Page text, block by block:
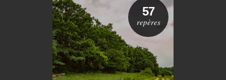
57
repères